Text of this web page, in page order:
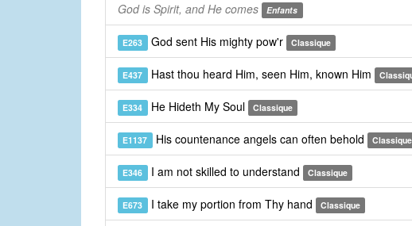
God is Spirit, and He comes Enfants
E263 God sent His mighty pow'r Classique
E437 Hast thou heard Him, seen Him, known Him
E334 He Hideth My Soul Classique
E1137 His countenance angels can often behold Classique
E346 I am not skilled to understand Classique
E673 I take my portion from Thy hand Classique